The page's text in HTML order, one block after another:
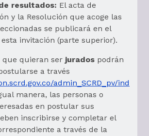
resultados: El acta de
y la Resolución que acoge las
se publicará en el
invitación (parte superior).
que quieran ser jurados podrán
a través
admin_SCRD_pv/ind
manera, las personas o
en postular sus
inscribirse y completar el
a través de la